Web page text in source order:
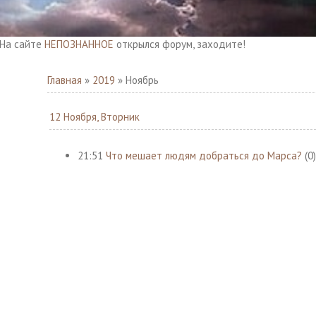
НЕПОЗНАННОЕоткрылся форум, заходите!
Главная » 2019 » Ноябрь
12 Ноября, Вторник
21:51 Что мешает людям добраться до Марса? (0)